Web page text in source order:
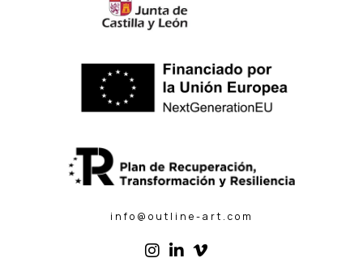
info@outline-art.com